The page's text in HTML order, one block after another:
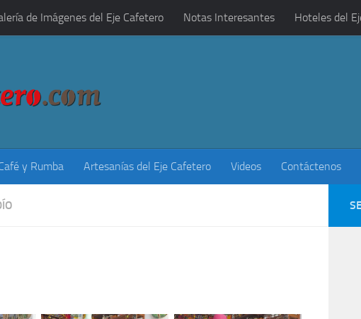
de Imágenes del Eje Cafetero Notas Interesantes Hoteles del
y Rumba Artesanías del Eje Cafetero Videos Contáctenos